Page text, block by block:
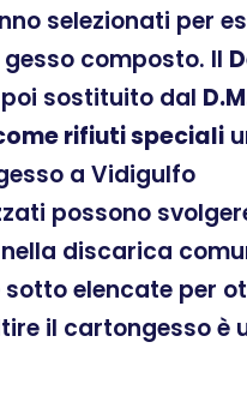
selezionati per
composto. Il
poi sostituito dal
rifiuti speciali
a Vidigulfo
possono
discarica
elencate per
il cartongesso è